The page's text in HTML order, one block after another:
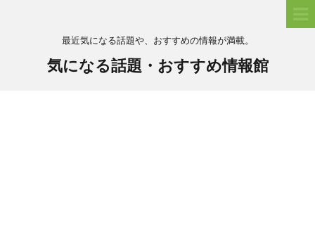
最近気になる話題や、おすすめの情報が満載。
気になる話題・おすすめ情報館